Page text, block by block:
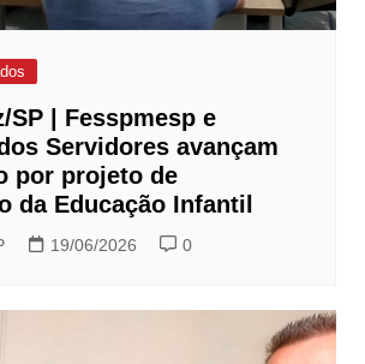
SP | Fesspmesp e
Servidores avançam
por projeto de
da Educação Infantil
19/06/2026 0